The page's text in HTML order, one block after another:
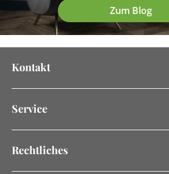
Zum Blog
Kontakt
Service
Rechtliches